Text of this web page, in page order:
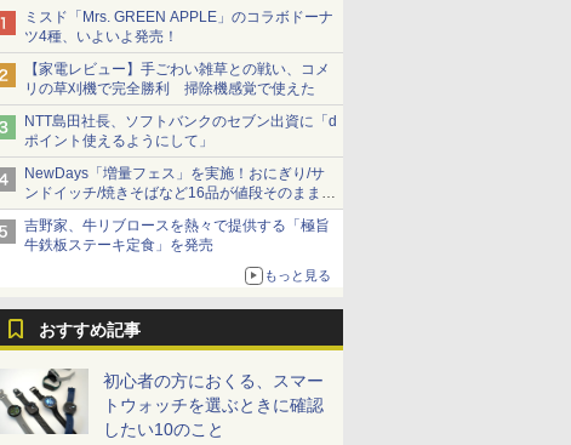
ミスド「Mrs. GREEN APPLE」のコラボドーナ
ツ4種、いよいよ発売！
【家電レビュー】手ごわい雑草との戦い、コメ
リの草刈機で完全勝利 掃除機感覚で使えた
NTT島田社長、ソフトバンクのセブン出資に「d
ポイント使えるようにして」
NewDays「増量フェス」を実施！おにぎり/サ
ンドイッチ/焼きそばなど16品が値段そのままで
ボリュームアップ
吉野家、牛リブロースを熱々で提供する「極旨
牛鉄板ステーキ定食」を発売
もっと見る
おすすめ記事
初心者の方におくる、スマー
トウォッチを選ぶときに確認
したい10のこと